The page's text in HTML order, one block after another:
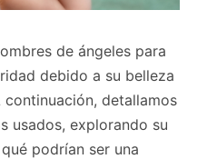
de ángeles para
debido a su belleza
detallamos
usados, explorando su
podrían ser una